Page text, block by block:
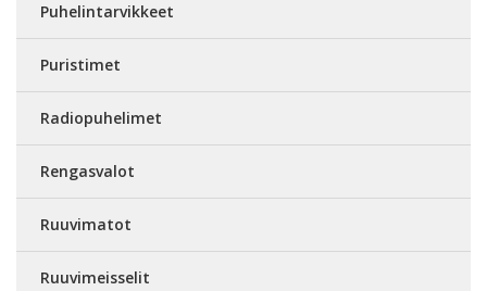
Puhelintarvikkeet
Puristimet
Radiopuhelimet
Rengasvalot
Ruuvimatot
Ruuvimeisselit